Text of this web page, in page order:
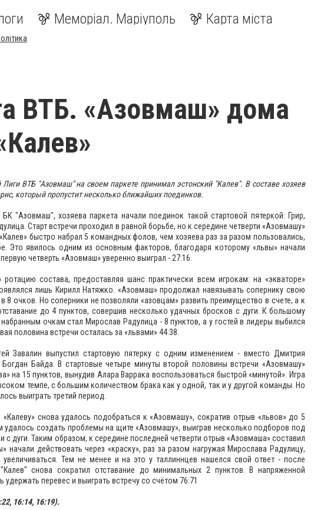
Меморіал. Маріуполь Карта міста
ВТБ. «Азовмаш» дома
ВТБ "Азовмаш" на своем паркете принимал эстонский "Калев". В составе хозяев
который пропустит несколько ближайших поединков.
"Азовмаш", хозяева паркета начали поединок такой стартовой пятеркой: Грир,
Старт встречи проходил в равной борьбе, но к середине четверти «Азовмашу»
быстро набрал 5 командных фолов, чем хозяева раз за разом пользовались,
Это явилось одним из основным факторов, благодаря которому «львы» начали
четверть «Азовмаш» уверенно выиграл - 27:16.
состава, предоставляя шанс практически всем игрокам: на «экваторе»
лишь Кирилл Натяжко. «Азовмаш» продолжал навязывать сопернику свою
8 очков. Но соперники не позволяли «азовцам» развить преимущество в счете, а к
до 4 пунктов, совершив несколько удачных бросков с дуги. К большому
очкам стал Мирослав Радулица - 8 пунктов, а у гостей в лидеры выбился
половина встречи осталась за «львами» 44:38.
Завалин выпустил стартовую пятерку с одним изменением - вместо Дмитрия
Байда. В стартовые четыре минуты второй половины встречи «Азовмашу»
на 15 пунктов, вынудив Алара Варрака воспользоваться быстрой «минутой». Игра
темпе, с большим количеством брака как у одной, так и у другой команды. Но
выиграть третий период.
«Калеву» снова удалось подобраться к «Азовмашу», сократив отрыв «львов» до 5
удалось создать проблемы на щите «Азовмашу», выиграв несколько подборов под
дуги. Таким образом, к середине последней четверти отрыв «Азовмаша» составил
начали действовать через «краску», раз за разом нагружая Мирослава Радулицу,
увеличиваться. Тем не менее и на это у таллиннцев нашелся свой ответ - после
снова сократил отставание до минимальных 2 пунктов. В напряженной
перевес и выиграть встречу со счётом 76:71
16:14, 16:19).